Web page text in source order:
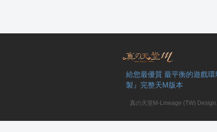
給您最優質 最平衡的遊戲
製』完整天M版本
真の天堂M-Lineage (TW)